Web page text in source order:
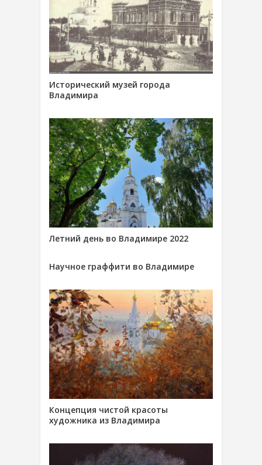
Исторический музей города
Владимира
Летний день во Владимире 2022
Научное граффити во Владимире
Концепция чистой красоты
художника из Владимира